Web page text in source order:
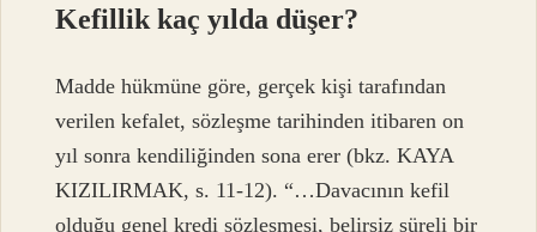
Kefillik kaç yılda düşer?
Madde hükmüne göre, gerçek kişi tarafından
verilen kefalet, sözleşme tarihinden itibaren on
yıl sonra kendiliğinden sona erer (bkz. KAYA
KIZILIRMAK, s. 11-12). “…Davacının kefil
olduğu genel kredi sözleşmesi, belirsiz süreli bir